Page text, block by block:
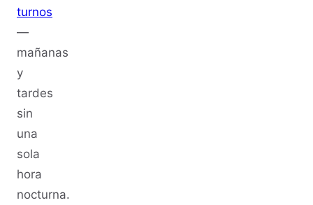
turnos
—
mañanas
y
tardes
sin
una
sola
hora
nocturna.